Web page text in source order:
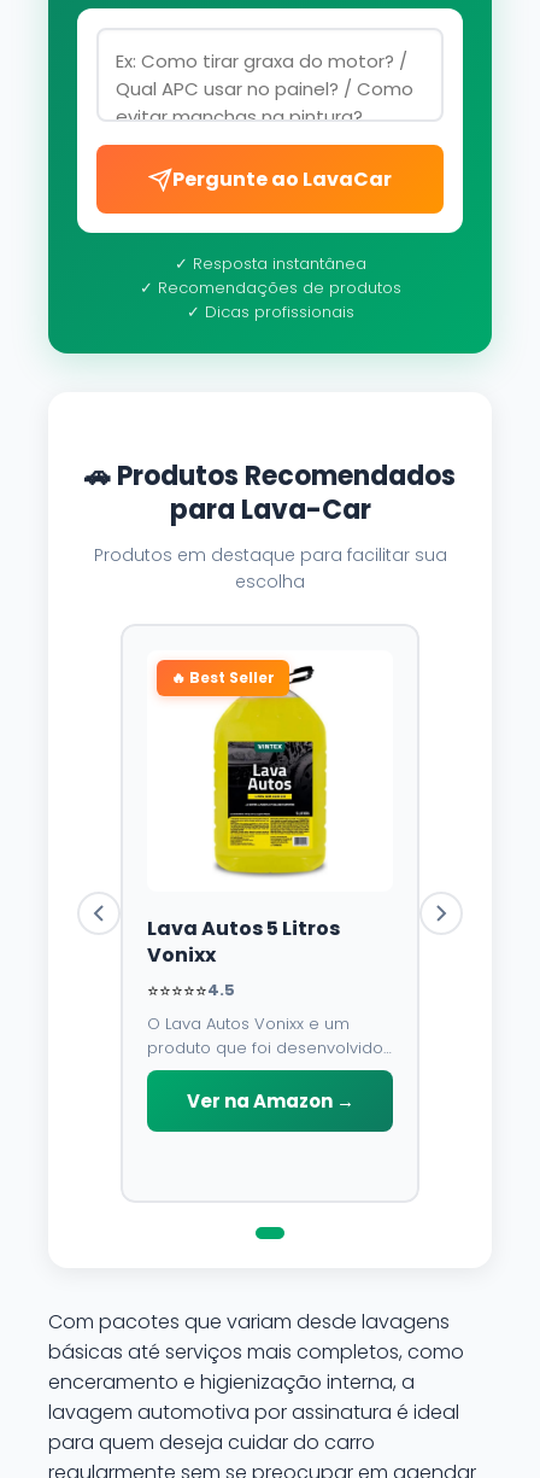
Pergunte ao LavaCar
✓ Resposta instantânea
✓ Recomendações de produtos
✓ Dicas profissionais
🚗 Produtos Recomendados
para Lava-Car
Produtos em destaque para facilitar sua
escolha
🔥 Best Seller
Lava Autos 5 Litros
Vonixx
⭐⭐⭐⭐⭐4.5
O Lava Autos Vonixx e um
produto que foi desenvolvido
para limpar, proteger e
conservar a lataria do veiculo.
Por possuir pH neutro, pode
Ver na Amazon →
Com pacotes que variam desde lavagens
básicas até serviços mais completos, como
enceramento e higienização interna, a
lavagem automotiva por assinatura é ideal
para quem deseja cuidar do carro